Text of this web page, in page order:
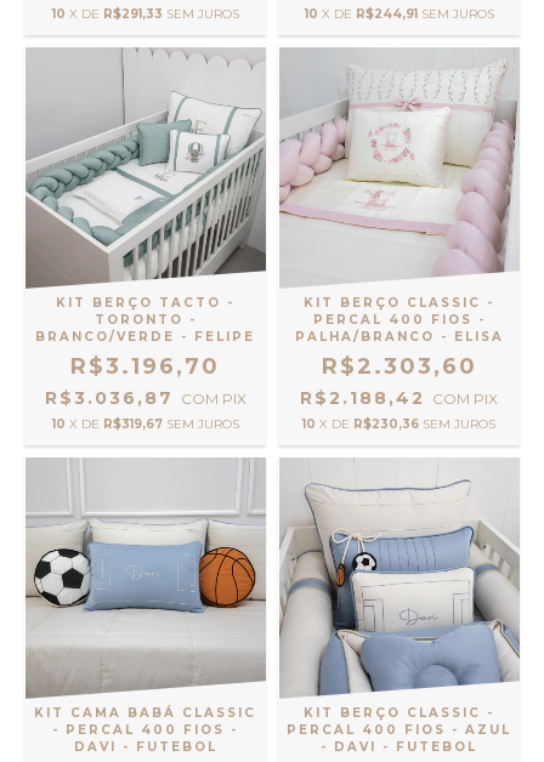
10 X DE R$291,33 SEM JUROS 10 X DE R$244,91 SEM JUROS
KIT BERÇO TACTO -
TORONTO -
BRANCO/VERDE - FELIPE
R$3.196,70
R$3.036,87 COM PIX
10 X DE R$319,67 SEM JUROS
KIT BERÇO CLASSIC -
PERCAL 400 FIOS -
PALHA/BRANCO - ELISA
R$2.303,60
R$2.188,42 COM PIX
10 X DE R$230,36 SEM JUROS
KIT CAMA BABÁ CLASSIC
- PERCAL 400 FIOS -
DAVI - FUTEBOL
KIT BERÇO CLASSIC -
PERCAL 400 FIOS - AZUL
- DAVI - FUTEBOL